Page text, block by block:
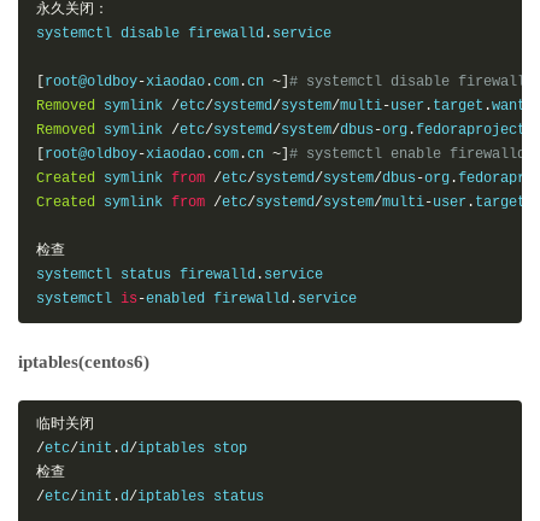
永久关闭：
systemctl disable firewalld . service
root@oldboy-xiaodao .com .cn ~] # systemctl disable
Removed symlink /etc/systemd/system/multi-user . target .wants
Removed symlink /etc/systemd/system/dbus -org .fedoraproject
root@oldboy-xiaodao .com .cn ~] # systemctl enable
Created symlink from /etc/systemd/system/dbus -org .
Created symlink from /etc/systemd/system/multi-user . target
检查
systemctl status firewalld . service
systemctl is -enabled firewalld . service
iptables(centos6)
临时关闭
/etc/init .d/
检查
/etc/init .d/iptables status